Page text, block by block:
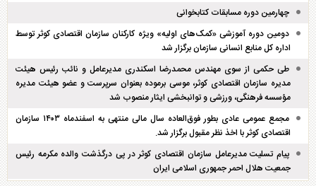
چهارمین دوره مسابقات کتابخوانی
دومین دوره آموزشی «کمک‌های اولیه» ویژه کارکنان سازمان اقتصادی کوثر توسط
اداره کل منابع انسانی سازمان برگزار شد
طی حکمی از سوی مهندس محمدرضا اسکندری مدیرعامل و نائب رئیس هیئت
مدیره سازمان اقتصادی کوثر، موسی برموده بعنوان سرپرست و عضو هیئت مدیره
مؤسسه فرهنگی، ورزشی و توانبخشی ایثار منصوب شد
مجمع عمومی عادی بطور فوق‌العاده سال مالی منتهی به اسفند‌ماه ۱۴۰۳ سازمان
اقتصادی کوثر با اخذ نظر مقبول برگزار شد.
پیام تسلیت مدیرعامل سازمان اقتصادی کوثر در پی درگذشت والده مکرمه رئیس
جمعیت هلال احمر جمهوری اسلامی ایران